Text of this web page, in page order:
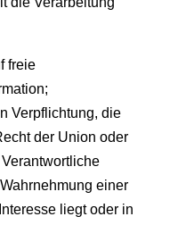
freie
Verpflichtung, die
der Union oder
einer
liegt oder in